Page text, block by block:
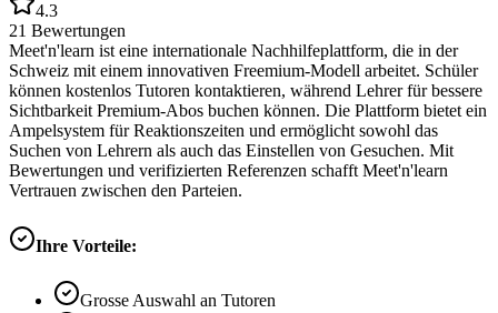
4.3
21 Bewertungen
Meet'n'learn ist eine internationale Nachhilfeplattform, die in der
Schweiz mit einem innovativen Freemium-Modell arbeitet. Schüler
können kostenlos Tutoren kontaktieren, während Lehrer für bessere
Sichtbarkeit Premium-Abos buchen können. Die Plattform bietet ein
Ampelsystem für Reaktionszeiten und ermöglicht sowohl das
Suchen von Lehrern als auch das Einstellen von Gesuchen. Mit
Bewertungen und verifizierten Referenzen schafft Meet'n'learn
Vertrauen zwischen den Parteien.
Ihre Vorteile:
Grosse Auswahl an Tutoren